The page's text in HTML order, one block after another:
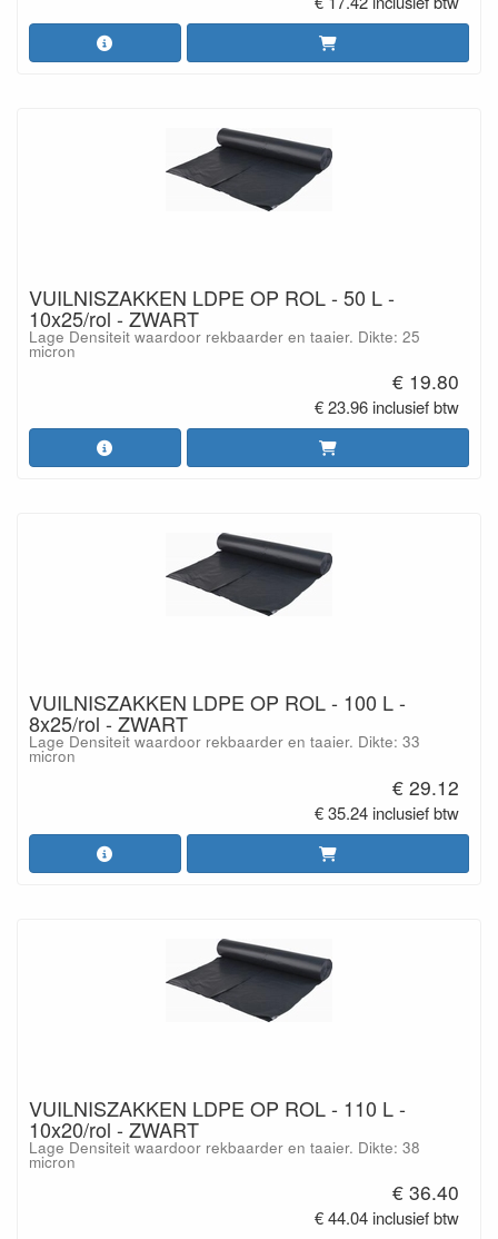
VUILNISZAKKEN LDPE OP ROL - 50 L -
10x25/rol - ZWART
Lage Densiteit waardoor rekbaarder en taaier. Dikte: 25
micron
€ 19.80
€ 23.96 inclusief btw
VUILNISZAKKEN LDPE OP ROL - 100 L -
8x25/rol - ZWART
Lage Densiteit waardoor rekbaarder en taaier. Dikte: 33
micron
€ 29.12
€ 35.24 inclusief btw
VUILNISZAKKEN LDPE OP ROL - 110 L -
10x20/rol - ZWART
Lage Densiteit waardoor rekbaarder en taaier. Dikte: 38
micron
€ 36.40
€ 44.04 inclusief btw